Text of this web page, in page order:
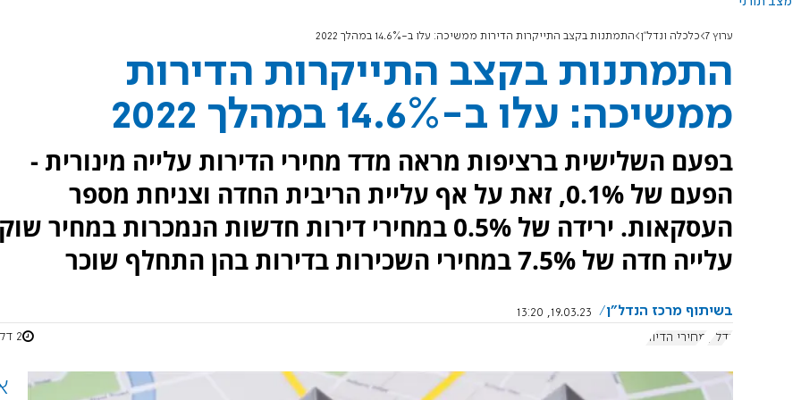
ערוץ 7 כלכלה ונדל"ן התמתנות בקצב התייקרות הדירות ממשיכה: עלו ב-14.6% במהלך 2022
התמתנות בקצב התייקרות הדירות
ממשיכה: עלו ב-14.6% במהלך 2022
בפעם השלישית ברציפות מראה מדד מחירי הדירות עלייה מינורית -
הפעם של 0.1%, זאת על אף עליית הריבית החדה וצניחת מספר
העסקאות. ירידה של 0.5% במחירי דירות חדשות הנמכרות במחיר
עלייה חדה של 7.5% במחירי השכירות בדירות בהן התחלף שוכר
בשיתוף מרכז הנדל"ן
19.03.23, 13:20
נדל"ן
מחירי הדיור 2 דקות